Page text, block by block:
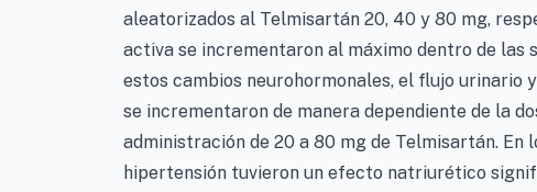
aleatorizados al Telmisartán 20, 40 y 80 mg,
activa se incrementaron al máximo dentro de las
estos cambios neurohormonales, el flujo urinario
se incrementaron de manera dependiente de la
administración de 20 a 80 mg de Telmisartán.
hipertensión tuvieron un efecto natriurético